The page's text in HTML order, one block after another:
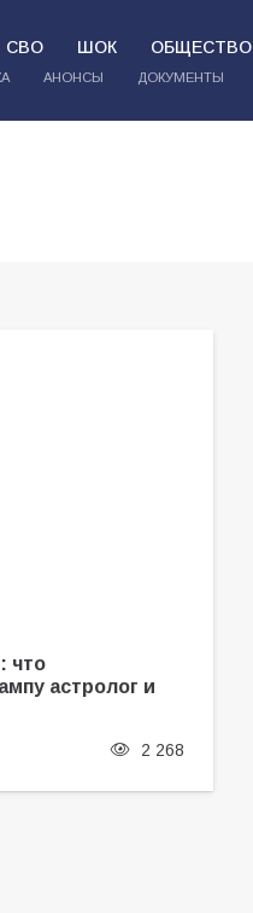
СВО ШОК ОБЩЕСТВО
АНОНСЫ ДОКУМЕНТЫ
что
астролог и
2 268